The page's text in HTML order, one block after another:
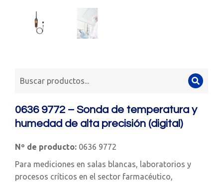
0636 9772 – Sonda de temperatura y
humedad de alta precisión (digital)
Nº de producto: 0636 9772
Para mediciones en salas blancas, laboratorios y
procesos críticos en el sector farmacéutico,